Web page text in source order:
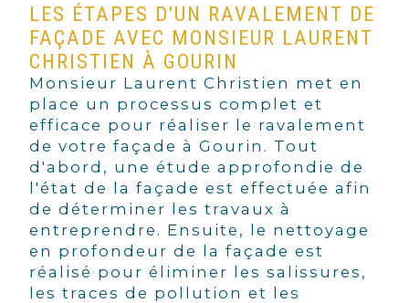
LES ÉTAPES D'UN RAVALEMENT DE
FAÇADE AVEC MONSIEUR LAURENT
CHRISTIEN À GOURIN
Monsieur Laurent Christien met en
place un processus complet et
efficace pour réaliser le ravalement
de votre façade à Gourin. Tout
d'abord, une étude approfondie de
l'état de la façade est effectuée afin
de déterminer les travaux à
entreprendre. Ensuite, le nettoyage
en profondeur de la façade est
réalisé pour éliminer les salissures,
les traces de pollution et les